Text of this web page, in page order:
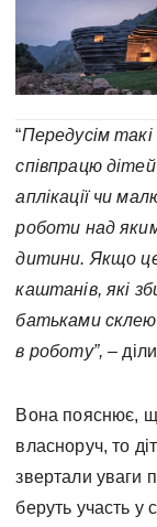
“Передусім
співпрацю дітей
аплікації чи
роботи над
дитини. Якщо це
каштанів, які
батьками
в роботу”, –
Вона пояснює,
власноруч, то
звертали уваги
беруть участь у